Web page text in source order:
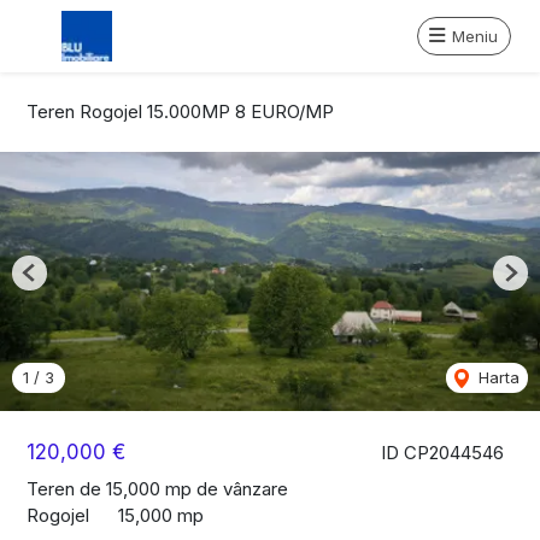
Meniu
Teren Rogojel 15.000MP 8 EURO/MP
ID CP2044546
120,000 €
Teren de 15,000 mp de vânzare
Rogojel
15,000 mp
1 / 3 Harta
Previous